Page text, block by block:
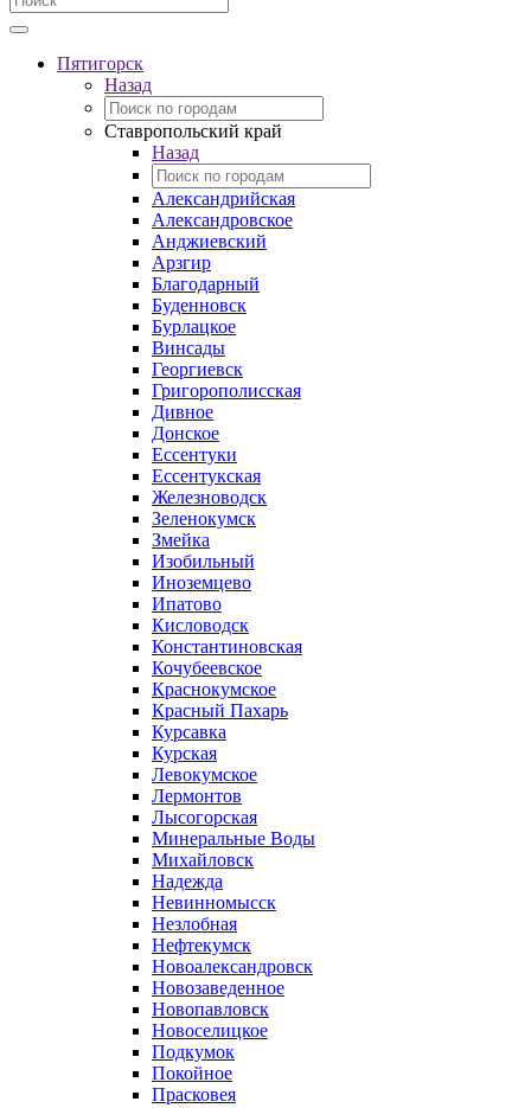
Пятигорск
Назад
Ставропольский край
Назад
Александрийская
Александровское
Анджиевский
Арзгир
Благодарный
Буденновск
Бурлацкое
Винсады
Георгиевск
Григорополисская
Дивное
Донское
Ессентуки
Ессентукская
Железноводск
Зеленокумск
Змейка
Изобильный
Иноземцево
Ипатово
Кисловодск
Константиновская
Кочубеевское
Краснокумское
Красный Пахарь
Курсавка
Курская
Левокумское
Лермонтов
Лысогорская
Минеральные Воды
Михайловск
Надежда
Невинномысск
Незлобная
Нефтекумск
Новоалександровск
Новозаведенное
Новопавловск
Новоселицкое
Подкумок
Покойное
Прасковея